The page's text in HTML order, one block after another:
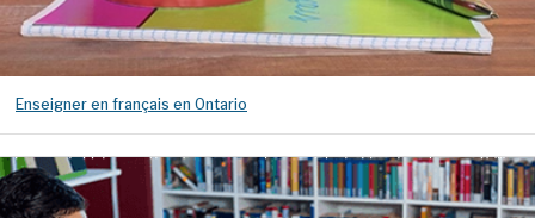
Enseigner en français en Ontario